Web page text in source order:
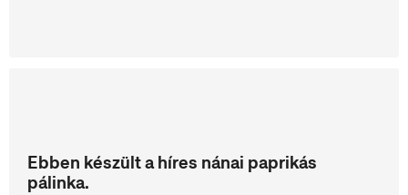
Ebben készült a híres nánai paprikás
pálinka.